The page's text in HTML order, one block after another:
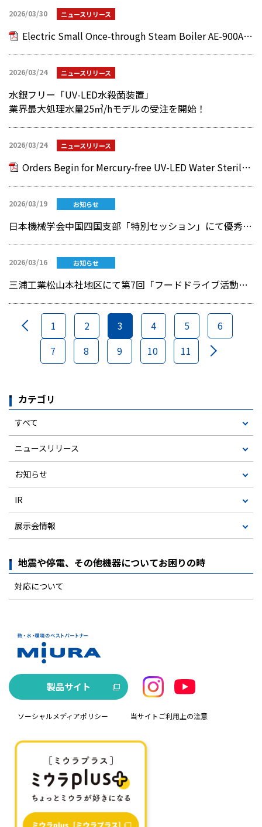
2026/03/30 ニュースリリース
Electric Small Once-through Steam Boiler AE-900A Added to Lineup
2026/03/24 ニュースリリース
水銀フリー「UV-LED水殺菌装置」
業界最大処理水量25㎥/hモデルの受注を開始！
2026/03/24 ニュースリリース
Orders Begin for Mercury-free UV-LED Water Sterilization Equipment Capable of Treating an Industry-leading High Treated Water Flow Rate of 25 m3/h!
2026/03/19 お知らせ
日本機械学会中国四国支部「特別セッション」にて優秀発表賞を受賞
2026/03/16 お知らせ
三浦工業松山本社地区にて第7回「フードドライブ活動」を実施
1 2 3 4 5
6
7
8 9 10 11
カテゴリ
すべて
ニュースリリース
お知らせ
IR
展示会情報
地震や停電、その他機器についてお困りの時
対応について
製品サイト
ソーシャルメディアポリシー 当サイトご利用上の注意